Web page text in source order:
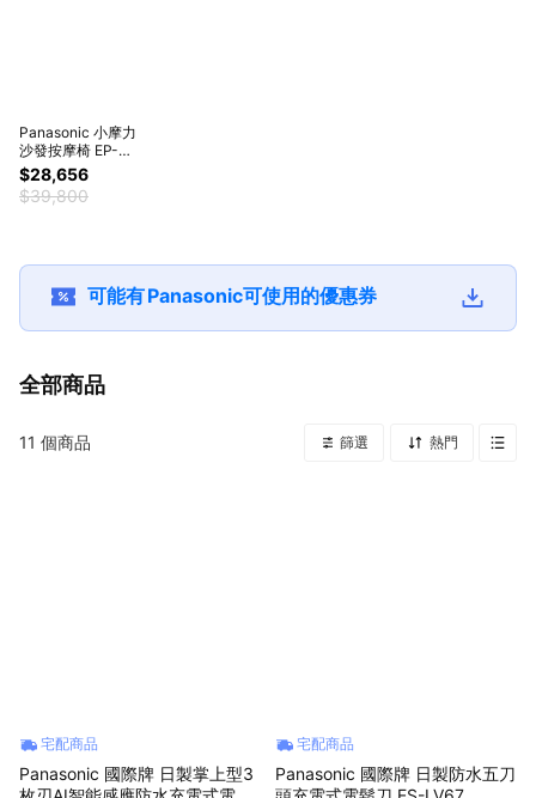
Panasonic 小摩力
沙發按摩椅 EP-
MA05 (時尚造型/一
椅兩用)
$28,656
$39,800
可能有Panasonic可使用的優惠券
全部商品
11 個商品 篩選 熱門
宅配商品
Panasonic 國際牌 日製掌上型3
宅配商品
Panasonic 國際牌 日製防水五刀